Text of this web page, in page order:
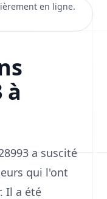
en ligne.
à
a suscité
qui l'ont
Il a été